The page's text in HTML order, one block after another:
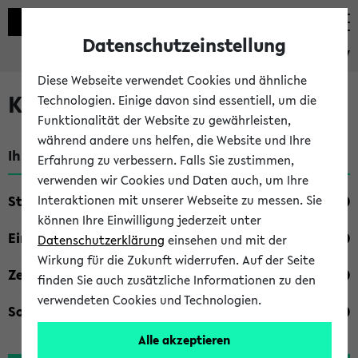
eKVV
Kombisuche im eKVV
Ihre Suchkriterien:
Studienfach
Einrichtung
Zeiten
Sonstiges
Datenschutzeinstellung
Diese Webseite verwendet Cookies und ähnliche
Technologien. Einige davon sind essentiell, um die
Funktionalität der Website zu gewährleisten,
während andere uns helfen, die Website und Ihre
Erfahrung zu verbessern. Falls Sie zustimmen,
verwenden wir Cookies und Daten auch, um Ihre
Interaktionen mit unserer Webseite zu messen. Sie
können Ihre Einwilligung jederzeit unter
Datenschutzerklärung einsehen und mit der
Wirkung für die Zukunft widerrufen. Auf der Seite
finden Sie auch zusätzliche Informationen zu den
verwendeten Cookies und Technologien.
Alle akzeptieren